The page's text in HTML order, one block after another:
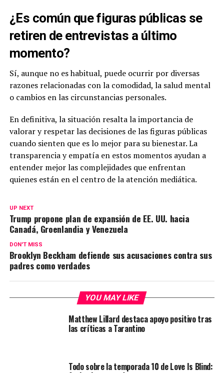
¿Es común que figuras públicas se
retiren de entrevistas a último
momento?
Sí, aunque no es habitual, puede ocurrir por diversas
razones relacionadas con la comodidad, la salud mental
o cambios en las circunstancias personales.
En definitiva, la situación resalta la importancia de
valorar y respetar las decisiones de las figuras públicas
cuando sienten que es lo mejor para su bienestar. La
transparencia y empatía en estos momentos ayudan a
entender mejor las complejidades que enfrentan
quienes están en el centro de la atención mediática.
UP NEXT
Trump propone plan de expansión de EE. UU. hacia
Canadá, Groenlandia y Venezuela
DON'T MISS
Brooklyn Beckham defiende sus acusaciones contra sus
padres como verdades
YOU MAY LIKE
Matthew Lillard destaca apoyo positivo tras
las críticas a Tarantino
Todo sobre la temporada 10 de Love Is Blind: